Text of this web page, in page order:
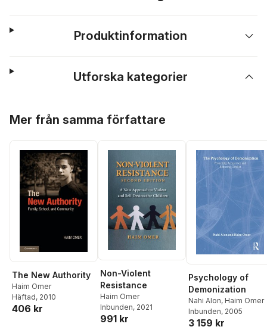
Produktinformation
Utforska kategorier
Mer från samma författare
The New Authority
Haim Omer
Häftad, 2010
406 kr
Non-Violent
Resistance
Haim Omer
Inbunden, 2021
991 kr
Psychology of
Demonization
Nahi Alon, Haim Omer
Inbunden, 2005
3 159 kr